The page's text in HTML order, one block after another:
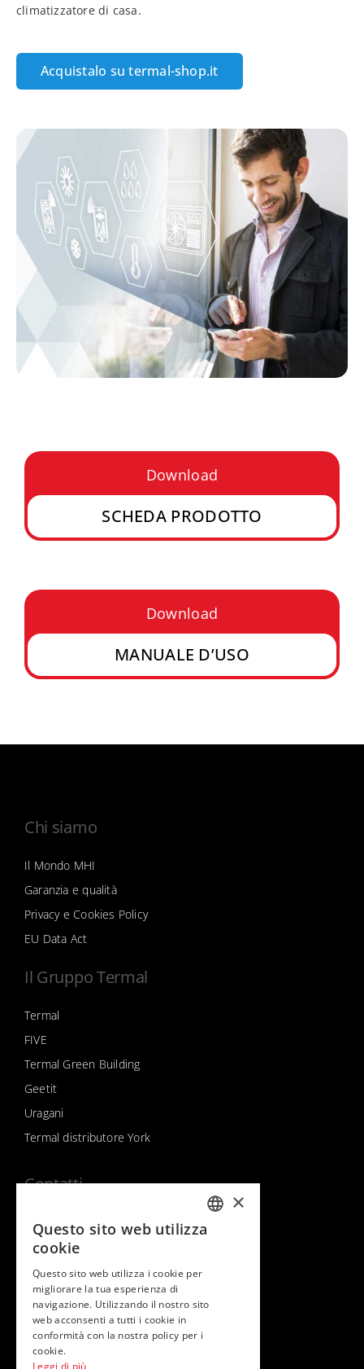
climatizzatore di casa.
Acquistalo su termal-shop.it
Download
SCHEDA PRODOTTO
Download
MANUALE D’USO
Chi siamo
Il Mondo MHI
Garanzia e qualità
Privacy e Cookies Policy
EU Data Act
Il Gruppo Termal
Termal
FIVE
Termal Green Building
Geetit
Uragani
Termal distributore York
Contatti
Contatti & supporto
Seguici su
×
Questo sito web utilizza
cookie
Questo sito web utilizza i cookie per
migliorare la tua esperienza di
navigazione. Utilizzando il nostro sito
web acconsenti a tutti i cookie in
conformità con la nostra policy per i
cookie.
Leggi di più